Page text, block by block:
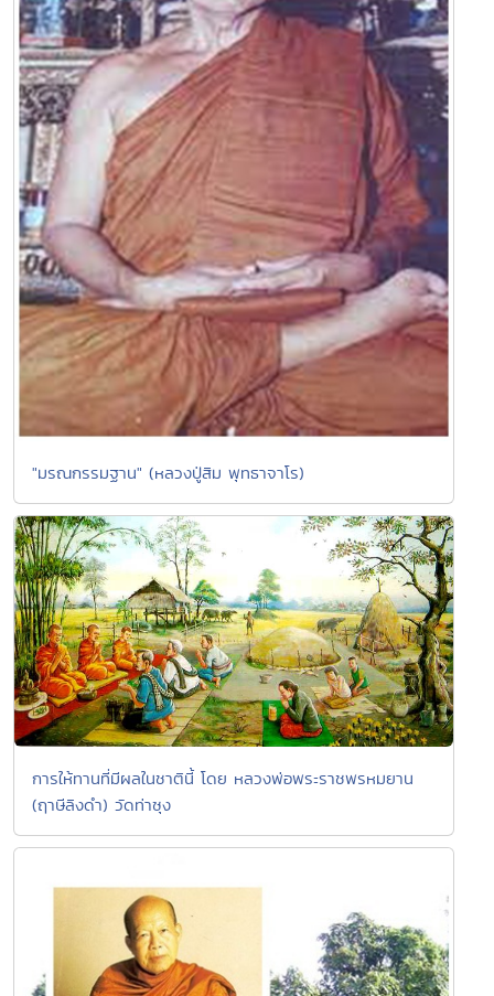
"มรณกรรมฐาน" (หลวงปู่สิม พุทธาจาโร)
การให้ทานที่มีผลในชาตินี้ โดย หลวงพ่อพระราชพรหมยาน
(ฤาษีลิงดำ) วัดท่าซุง